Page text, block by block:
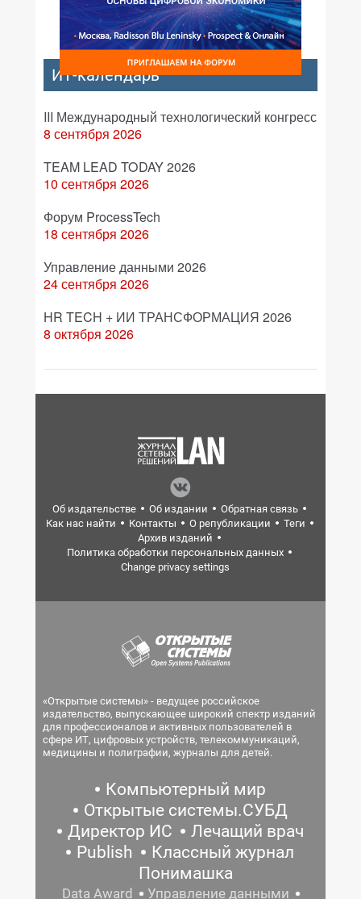
ИТ-календарь
III Международный технологический конгресс
8 сентября 2026
TEAM LEAD TODAY 2026
10 сентября 2026
Форум ProcessTech
18 сентября 2026
Управление данными 2026
24 сентября 2026
HR TECH + ИИ ТРАНСФОРМАЦИЯ 2026
8 октября 2026
Об издательстве Об издании
Обратная связь
Как нас найти
Контакты О републикации
Теги
Архив изданий
Политика обработки персональных данных
Change privacy settings
«Открытые системы» - ведущее российское
издательство, выпускающее широкий спектр изданий
для профессионалов и активных пользователей в
сфере ИТ, цифровых устройств, телекоммуникаций,
медицины и полиграфии, журналы для детей.
Компьютерный мир
Открытые системы.СУБД
Директор ИС
Лечащий врач
Publish
Классный журнал
Понимашка
Data Award Управление данными